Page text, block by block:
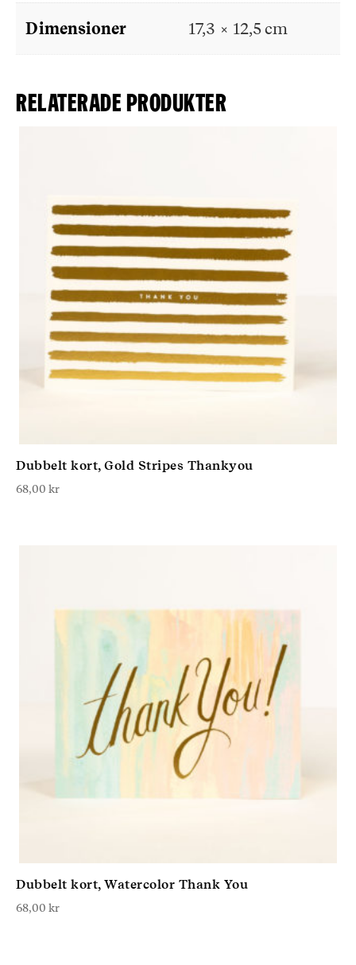
Dimensioner 17,3 × 12,5 cm
Relaterade produkter
Dubbelt kort, Gold Stripes Thankyou
68,00 kr
Dubbelt kort, Watercolor Thank You
68,00 kr